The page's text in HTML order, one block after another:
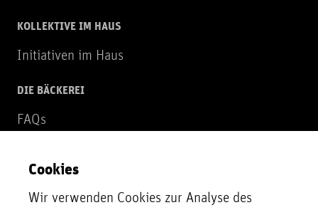
KOLLEKTIVE IM HAUS
Initiativen im Haus
DIE BÄCKEREI
FAQs
NEWSLETTER
Zur Newsletter Anmeldung
Cookies
Wir verwenden Cookies zur Analyse des